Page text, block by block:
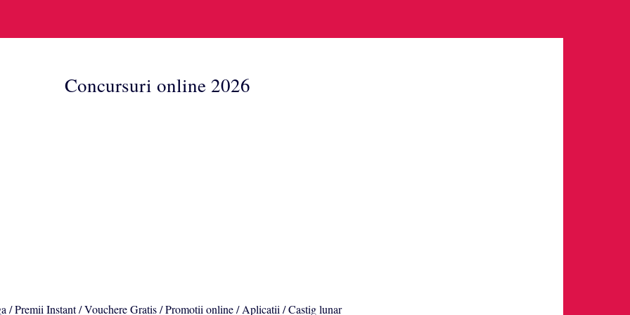
Concursuri online 2026
/ Premii Instant / Vouchere Gratis / Promotii online / Aplicatii / Castig lunar